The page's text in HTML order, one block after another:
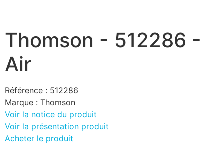
Thomson - 512286 -
Air
Référence : 512286
Marque : Thomson
Voir la notice du produit
Voir la présentation produit
Acheter le produit